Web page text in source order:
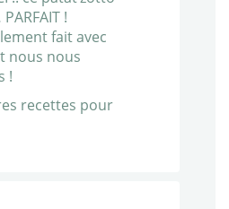
!
fait avec
nous nous
!
recettes pour